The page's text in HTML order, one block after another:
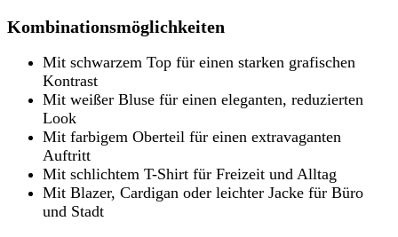
Kombinationsmöglichkeiten
Mit schwarzem Top für einen starken grafischen
Kontrast
Mit weißer Bluse für einen eleganten, reduzierten
Look
Mit farbigem Oberteil für einen extravaganten
Auftritt
Mit schlichtem T-Shirt für Freizeit und Alltag
Mit Blazer, Cardigan oder leichter Jacke für Büro
und Stadt